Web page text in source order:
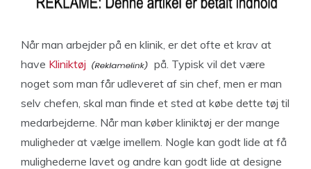
Når man arbejder på en klinik, er det ofte et krav at
have Kliniktøj
på. Typisk vil det være
noget som man får udleveret af sin chef, men er man
selv chefen, skal man finde et sted at købe dette tøj til
medarbejderne. Når man køber kliniktøj er der mange
muligheder at vælge imellem. Nogle kan godt lide at få
mulighederne lavet og andre kan godt lide at designe